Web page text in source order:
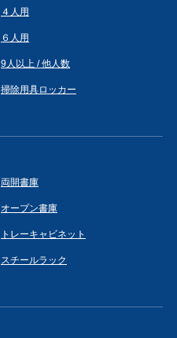
４人用
６人用
9人以上 / 他人数
掃除用具ロッカー
両開書庫
オープン書庫
トレーキャビネット
スチールラック